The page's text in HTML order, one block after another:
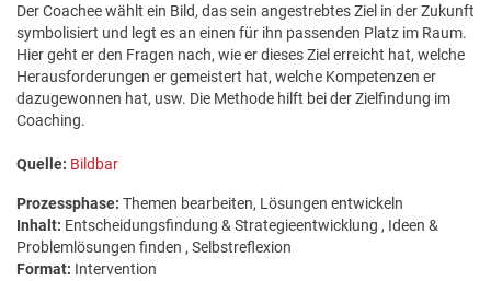
Der Coachee wählt ein Bild, das sein angestrebtes Ziel in der Zukunft
symbolisiert und legt es an einen für ihn passenden Platz im Raum.
Hier geht er den Fragen nach, wie er dieses Ziel erreicht hat, welche
Herausforderungen er gemeistert hat, welche Kompetenzen er
dazugewonnen hat, usw. Die Methode hilft bei der Zielfindung im
Coaching.
Quelle: Bildbar
Prozessphase: Themen bearbeiten, Lösungen entwickeln
Inhalt: Entscheidungsfindung & Strategieentwicklung , Ideen &
Problemlösungen finden , Selbstreflexion
Format: Intervention